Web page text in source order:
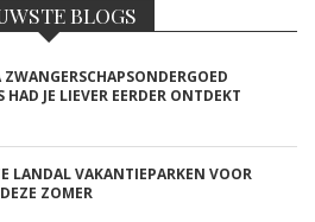
BLOGS
ZWANGERSCHAPSONDERGOED
HAD JE LIEVER EERDER ONTDEKT
LANDAL VAKANTIEPARKEN VOOR
ZOMER